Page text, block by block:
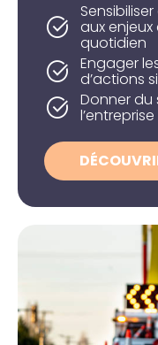
aux
quotidien
Engager
d’actions
Donner du
l’entreprise